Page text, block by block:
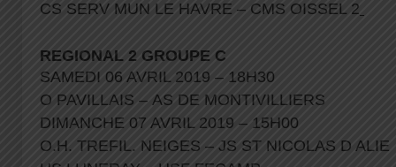
CS SERV MUN LE HAVRE – CMS OISSEL 2
REGIONAL 2 GROUPE C
SAMEDI 06 AVRIL 2019 – 18H30
O PAVILLAIS – AS DE MONTIVILLIERS
DIMANCHE 07 AVRIL 2019 – 15H00
O.H. TREFIL. NEIGES – JS ST NICOLAS D ALIE